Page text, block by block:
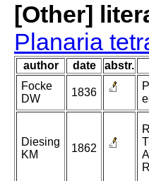
[Other]
Planaria
author date abstr.
Focke
DW
1836
Diesing
KM
1862